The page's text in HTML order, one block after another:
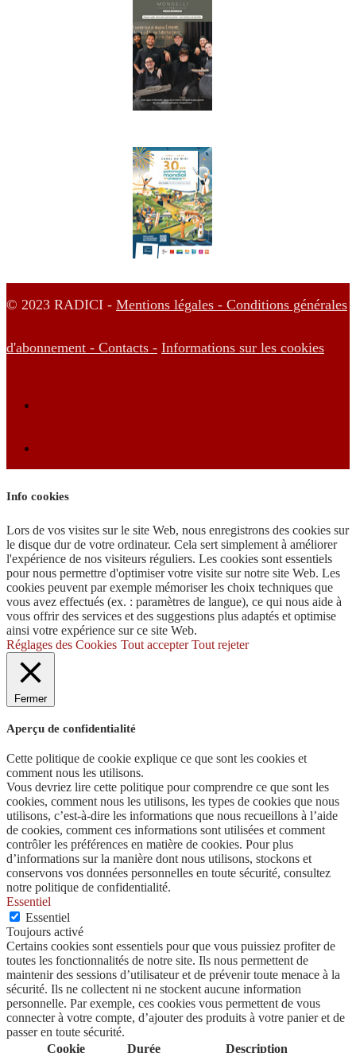
© 2023 RADICI - Mentions légales - Conditions générales
d'abonnement - Contacts - Informations sur les cookies
Info cookies
Lors de vos visites sur le site Web, nous enregistrons des cookies sur
le disque dur de votre ordinateur. Cela sert simplement à améliorer
l'expérience de nos visiteurs réguliers. Les cookies sont essentiels
pour nous permettre d'optimiser votre visite sur notre site Web. Les
cookies peuvent par exemple mémoriser les choix techniques que
vous avez effectués (ex. : paramètres de langue), ce qui nous aide à
vous offrir des services et des suggestions plus adaptés et optimise
ainsi votre expérience sur ce site Web.
Réglages des Cookies Tout accepter Tout rejeter
Fermer
Aperçu de confidentialité
Cette politique de cookie explique ce que sont les cookies et
comment nous les utilisons.
Vous devriez lire cette politique pour comprendre ce que sont les
cookies, comment nous les utilisons, les types de cookies que nous
utilisons, c’est-à-dire les informations que nous recueillons à l’aide
de cookies, comment ces informations sont utilisées et comment
contrôler les préférences en matière de cookies. Pour plus
d’informations sur la manière dont nous utilisons, stockons et
conservons vos données personnelles en toute sécurité, consultez
notre politique de confidentialité.
Essentiel
Essentiel
Toujours activé
Certains cookies sont essentiels pour que vous puissiez profiter de
toutes les fonctionnalités de notre site. Ils nous permettent de
maintenir des sessions d’utilisateur et de prévenir toute menace à la
sécurité. Ils ne collectent ni ne stockent aucune information
personnelle. Par exemple, ces cookies vous permettent de vous
connecter à votre compte, d’ajouter des produits à votre panier et de
passer en toute sécurité.
Cookie
Durée Description